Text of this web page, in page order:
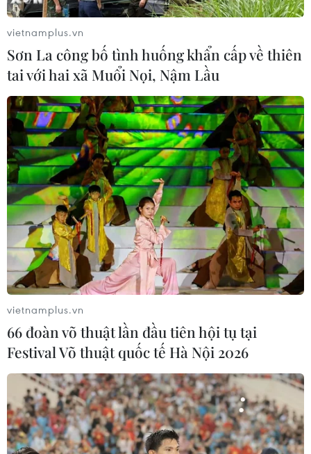
vietnamplus.vn
Sơn La công bố tình huống khẩn cấp về thiên
tai với hai xã Muổi Nọi, Nậm Lầu
vietnamplus.vn
66 đoàn võ thuật lần đầu tiên hội tụ tại
Festival Võ thuật quốc tế Hà Nội 2026